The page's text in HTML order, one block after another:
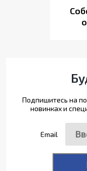
Подпишитесь на
новинках и
Email